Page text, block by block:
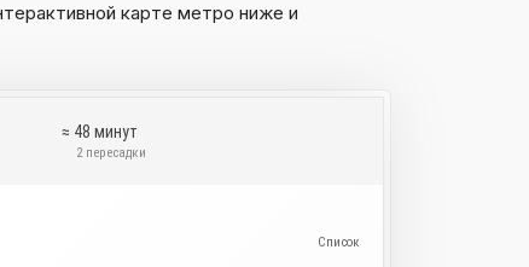
карте метро ниже и
≈ 48 минут
2 пересадки